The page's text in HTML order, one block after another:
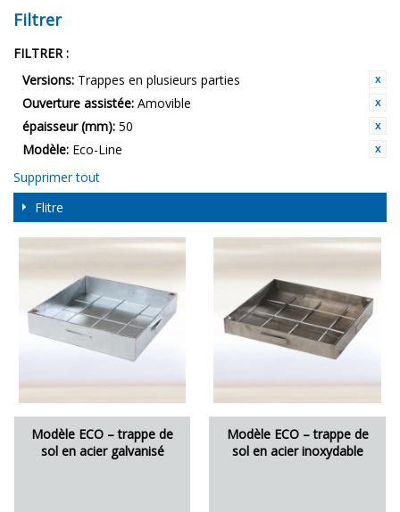
Filtrer
FILTRER :
Versions: Trappes en plusieurs parties
Ouverture assistée: Amovible
épaisseur (mm): 50
Modèle: Eco-Line
Supprimer tout
Flitre
Modèle ECO – trappe de
sol en acier galvanisé
Modèle ECO – trappe de
sol en acier inoxydable